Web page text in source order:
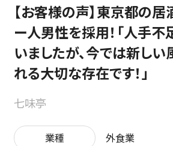
【お客様の声】東京都の居
ー人男性を採用！「人手不
いましたが、今では新しい
れる大切な存在です！」
七味亭
業種 外食業